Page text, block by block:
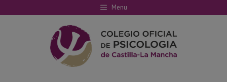
al
Menu